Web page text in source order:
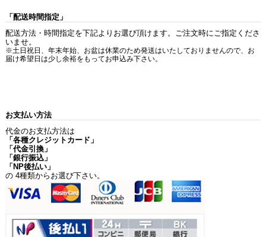
「配送時間指定」
配送方法・時間指定を下記よりお選び頂けます。ご注文時にご指定くださ
いませ。
※土日祝日、年末年始、お盆は休業のため発送はいたしておりませんので、お
届け希望日は少し余裕をもってお申込み下さい。
お支払い方法
代金のお支払方法は
「各種クレジットカード」
「代金引換」
「銀行振込」
「NP後払い」
の 4種類からお選び下さい。